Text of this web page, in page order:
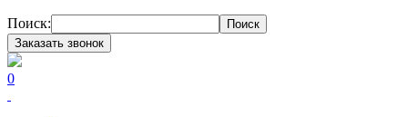
Поиск:
Поиск
Заказать звонок
0